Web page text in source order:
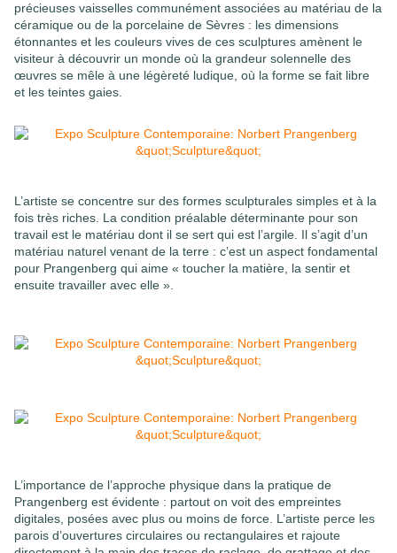
précieuses vaisselles communément associées au matériau de la
céramique ou de la porcelaine de Sèvres : les dimensions
étonnantes et les couleurs vives de ces sculptures amènent le
visiteur à découvrir un monde où la grandeur solennelle des
œuvres se mêle à une légèreté ludique, où la forme se fait libre
et les teintes gaies.
L’artiste se concentre sur des formes sculpturales simples et à la
fois très riches. La condition préalable déterminante pour son
travail est le matériau dont il se sert qui est l’argile. Il s’agit d’un
matériau naturel venant de la terre : c’est un aspect fondamental
pour Prangenberg qui aime « toucher la matière, la sentir et
ensuite travailler avec elle ».
L’importance de l’approche physique dans la pratique de
Prangenberg est évidente : partout on voit des empreintes
digitales, posées avec plus ou moins de force. L’artiste perce les
parois d’ouvertures circulaires ou rectangulaires et rajoute